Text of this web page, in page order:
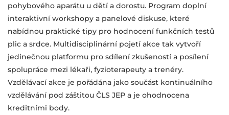
pohybového aparátu u dětí a dorostu. Program doplní
interaktivní workshopy a panelové diskuse, které
nabídnou praktické tipy pro hodnocení funkčních testů
plic a srdce. Multidisciplinární pojetí akce tak vytvoří
jedinečnou platformu pro sdílení zkušeností a posílení
spolupráce mezi lékaři, fyzioterapeuty a trenéry.
Vzdělávací akce je pořádána jako součást kontinuálního
vzdělávání pod záštitou ČLS JEP a je ohodnocena
kreditními body.